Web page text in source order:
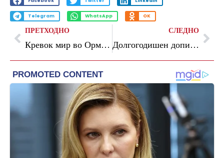
Telegram WhatsApp OK
ПРЕТХОДНО
Кревок мир во Ормутскиот теснец: САД ја чекаат одлуката на Иран
СЛЕДНО
Долгогодишен дописник на Би-Би-Си од Москва: Овогодишната парада беше сосема поинаква